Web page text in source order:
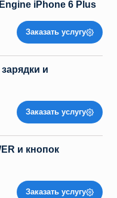
iPhone 6 Plus
Заказать услугу
и
Заказать услугу
и кнопок
Заказать услугу